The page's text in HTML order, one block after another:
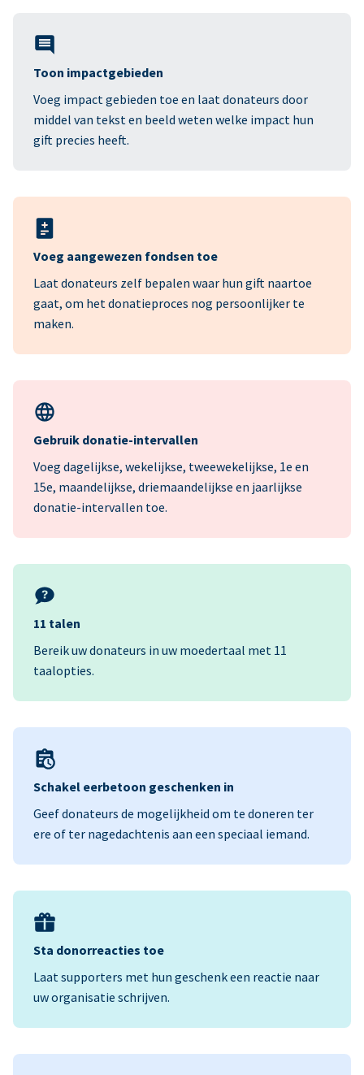
Toon impactgebieden
Voeg impact gebieden toe en laat donateurs door
middel van tekst en beeld weten welke impact hun
gift precies heeft.
Voeg aangewezen fondsen toe
Laat donateurs zelf bepalen waar hun gift naartoe
gaat, om het donatieproces nog persoonlijker te
maken.
Gebruik donatie-intervallen
Voeg dagelijkse, wekelijkse, tweewekelijkse, 1e en
15e, maandelijkse, driemaandelijkse en jaarlijkse
donatie-intervallen toe.
11 talen
Bereik uw donateurs in uw moedertaal met 11
taalopties.
Schakel eerbetoon geschenken in
Geef donateurs de mogelijkheid om te doneren ter
ere of ter nagedachtenis aan een speciaal iemand.
Sta donorreacties toe
Laat supporters met hun geschenk een reactie naar
uw organisatie schrijven.